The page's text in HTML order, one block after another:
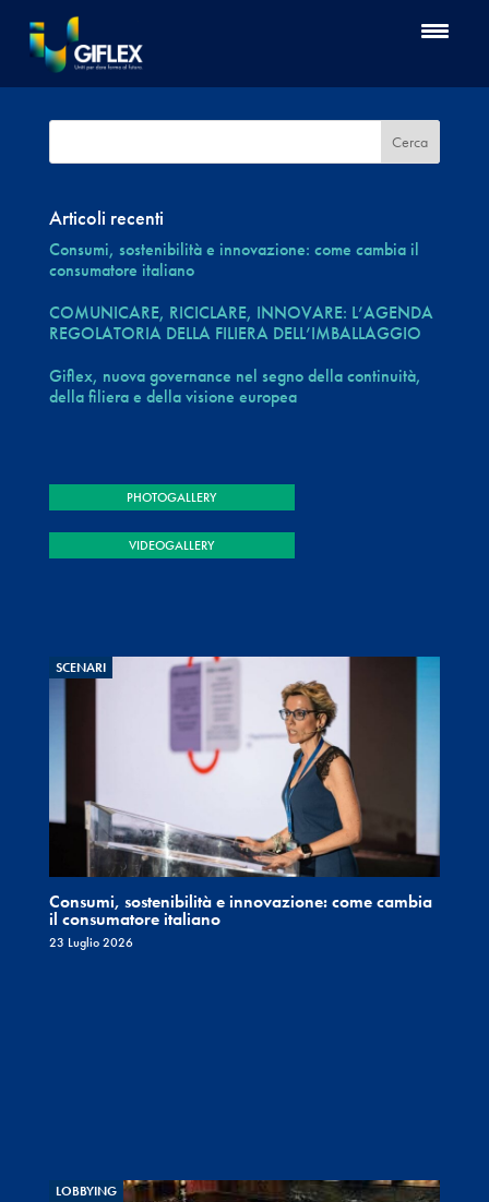
SCENARI
Consumi, sostenibilità e innovazione: come cambia
il consumatore italiano
23 Luglio 2026
LOBBYING
Articoli recenti
Consumi, sostenibilità e innovazione: come cambia il
consumatore italiano
COMUNICARE, RICICLARE, INNOVARE: L’AGENDA
REGOLATORIA DELLA FILIERA DELL’IMBALLAGGIO
Giflex, nuova governance nel segno della continuità,
della filiera e della visione europea
PHOTOGALLERY
VIDEOGALLERY